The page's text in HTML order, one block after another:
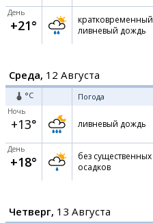
День
+21°
кратковременный
ливневый дождь
Среда, 12 Августа
°C Погода
Ночь
+13° ливневый дождь
День
+18°
без существенных
осадков
Четверг, 13 Августа